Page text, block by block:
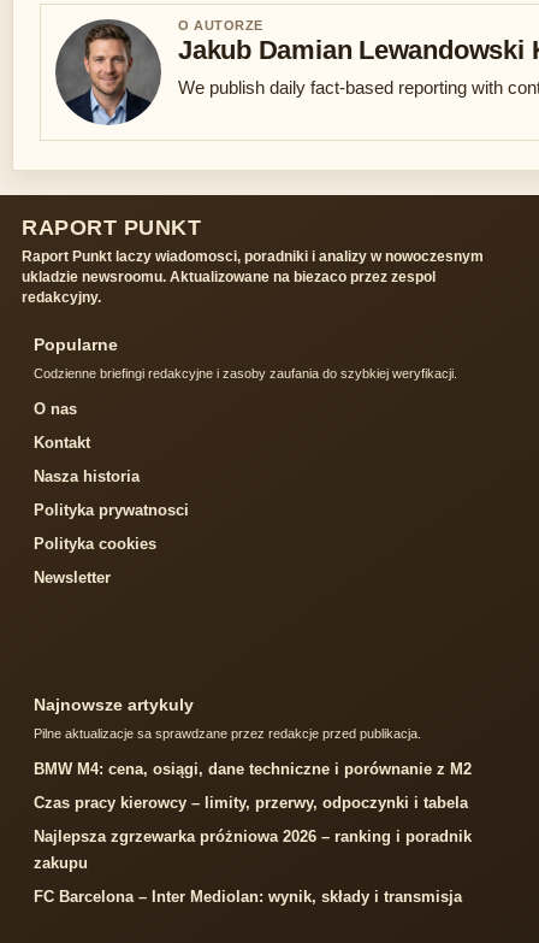
O AUTORZE
Jakub Damian Lewandowski
We publish daily fact-based reporting with
RAPORT PUNKT
Raport Punkt laczy wiadomosci, poradniki i analizy w nowoczesnym
ukladzie newsroomu. Aktualizowane na biezaco przez zespol
redakcyjny.
Popularne
Codzienne briefingi redakcyjne i zasoby zaufania do szybkiej weryfikacji.
O nas
Kontakt
Nasza historia
Polityka prywatnosci
Polityka cookies
Newsletter
Najnowsze artykuly
Pilne aktualizacje sa sprawdzane przez redakcje przed publikacja.
BMW M4: cena, osiągi, dane techniczne i porównanie z M2
Czas pracy kierowcy – limity, przerwy, odpoczynki i tabela
Najlepsza zgrzewarka próżniowa 2026 – ranking i poradnik
zakupu
FC Barcelona – Inter Mediolan: wynik, składy i transmisja